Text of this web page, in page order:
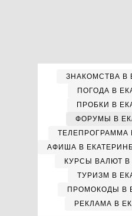
ЗНАКОМСТВА В
ПОГОДА В
ПРОБКИ В
ФОРУМЫ В
ТЕЛЕПРОГРАММА
АФИША В
КУРСЫ ВАЛЮТ В
ТУРИЗМ В
ПРОМОКОДЫ В
РЕКЛАМА В